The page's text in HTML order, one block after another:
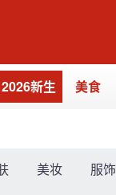
2026新生 美食
美妆 服饰